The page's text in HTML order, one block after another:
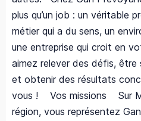
plus qu’un job : un véritable
métier qui a du sens, un
une entreprise qui croit en
aimez relever des défis, être
et obtenir des résultats
vous ! Vos missions Sur
région, vous représentez